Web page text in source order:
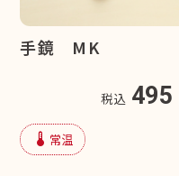
手鏡 MK
税込 495
device_thermostat 常温